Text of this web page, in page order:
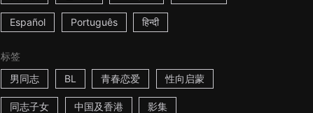
Español Português हिन्दी
标签
男同志
BL 青春恋爱 性向启蒙
同志子女 中国及香港 影集